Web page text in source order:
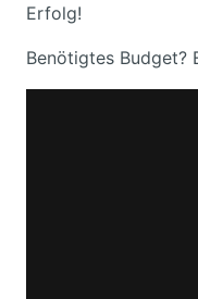
Erfolg!
Benötigtes Budget?